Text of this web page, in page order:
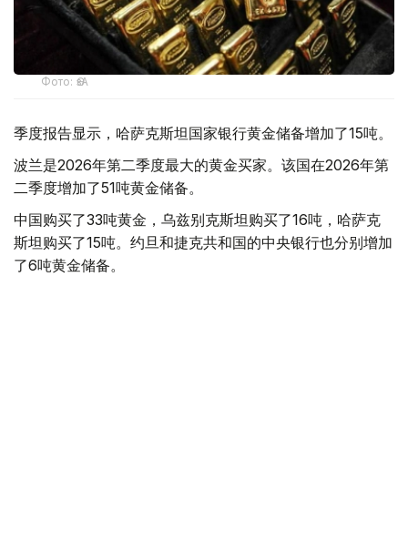
Фото: ӨзА
季度报告显示，哈萨克斯坦国家银行黄金储备增加了15吨。
波兰是2026年第二季度最大的黄金买家。该国在2026年第
二季度增加了51吨黄金储备。
中国购买了33吨黄金，乌兹别克斯坦购买了16吨，哈萨克
斯坦购买了15吨。约旦和捷克共和国的中央银行也分别增加
了6吨黄金储备。